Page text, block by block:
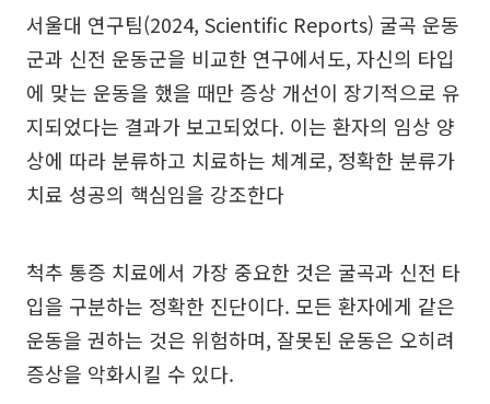
서울대 연구팀(2024, Scientific Reports) 굴곡 운동
군과 신전 운동군을 비교한 연구에서도, 자신의 타입
에 맞는 운동을 했을 때만 증상 개선이 장기적으로 유
지되었다는 결과가 보고되었다. 이는 환자의 임상 양
상에 따라 분류하고 치료하는 체계로, 정확한 분류가
치료 성공의 핵심임을 강조한다
척추 통증 치료에서 가장 중요한 것은 굴곡과 신전 타
입을 구분하는 정확한 진단이다. 모든 환자에게 같은
운동을 권하는 것은 위험하며, 잘못된 운동은 오히려
증상을 악화시킬 수 있다.